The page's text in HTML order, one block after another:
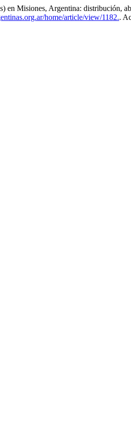
Misiones, Argentina: distribución,
home/article/view/1182..